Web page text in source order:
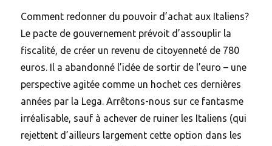
Comment redonner du pouvoir d’achat aux Italiens?
Le pacte de gouvernement prévoit d’assouplir la
fiscalité, de créer un revenu de citoyenneté de 780
euros. Il a abandonné l’idée de sortir de l’euro – une
perspective agitée comme un hochet ces dernières
années par la Lega. Arrêtons-nous sur ce fantasme
irréalisable, sauf à achever de ruiner les Italiens (qui
rejettent d’ailleurs largement cette option dans les